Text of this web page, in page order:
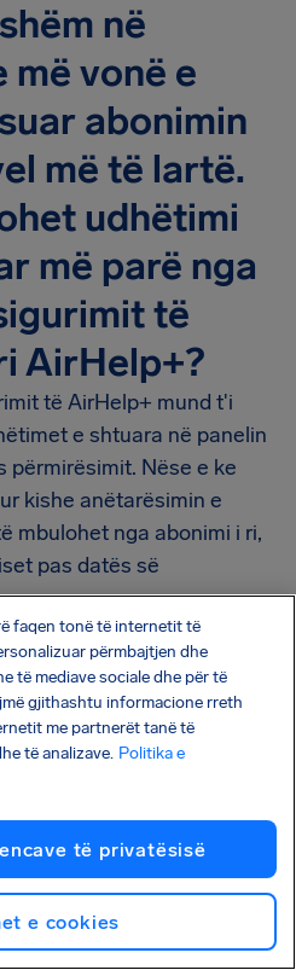
në
më vonë e
abonimin
më të lartë.
udhëtimi
më parë nga
të
AirHelp+?
të AirHelp+ mund t'i
e shtuara në panelin
përmirësimit. Nëse e ke
kishe anëtarësimin e
mbulohet nga abonimi i ri,
pas datës së
ta fshish udhëtimin
pasi të kesh përmirësuar
ta bësh këtë të paktën 48
yt të mos jetë
pagesat e
bankare
faqen tonë të internetit të
përmbajtjen dhe
të mediave sociale dhe për të
gjithashtu informacione rreth
me partnerët tanë të
të analizave. Politika e
të privatësisë
e cookies